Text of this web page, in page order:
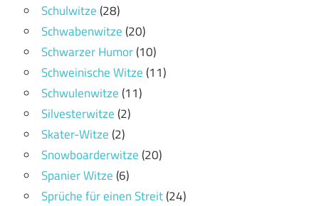
Schulwitze(28)
Schwabenwitze(20)
Schwarzer Humor(10)
Schweinische Witze(11)
Schwulenwitze(11)
Silvesterwitze(2)
Skater-Witze(2)
Snowboarderwitze(20)
Spanier Witze(6)
Sprüche für einen Streit(24)